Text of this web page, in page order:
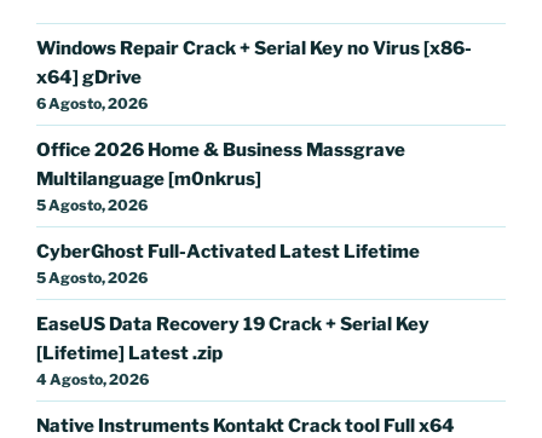
Windows Repair Crack + Serial Key no Virus [x86-
x64] gDrive
6 Agosto, 2026
Office 2026 Home & Business Massgrave
Multilanguage [m0nkrus]
5 Agosto, 2026
CyberGhost Full-Activated Latest Lifetime
5 Agosto, 2026
EaseUS Data Recovery 19 Crack + Serial Key
[Lifetime] Latest .zip
4 Agosto, 2026
Native Instruments Kontakt Crack tool Full x64